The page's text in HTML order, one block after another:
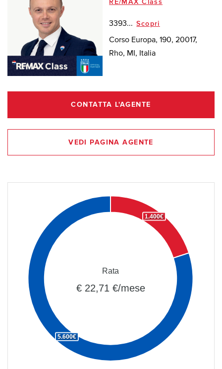
RE/MAX Class
3393... Scopri
Corso Europa, 190, 20017,
Rho, MI, Italia
CONTATTA L'AGENTE
VEDI PAGINA AGENTE
1.400€
5.600€
Rata
€ 22,71 €/mese